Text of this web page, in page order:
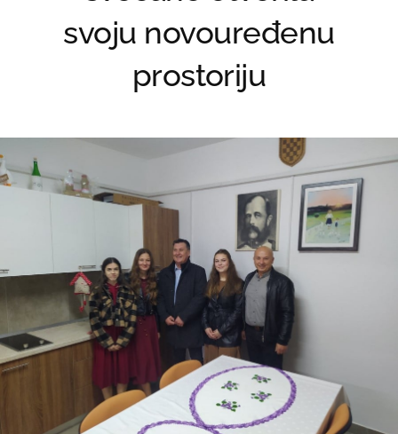
svoju novouređenu
prostoriju